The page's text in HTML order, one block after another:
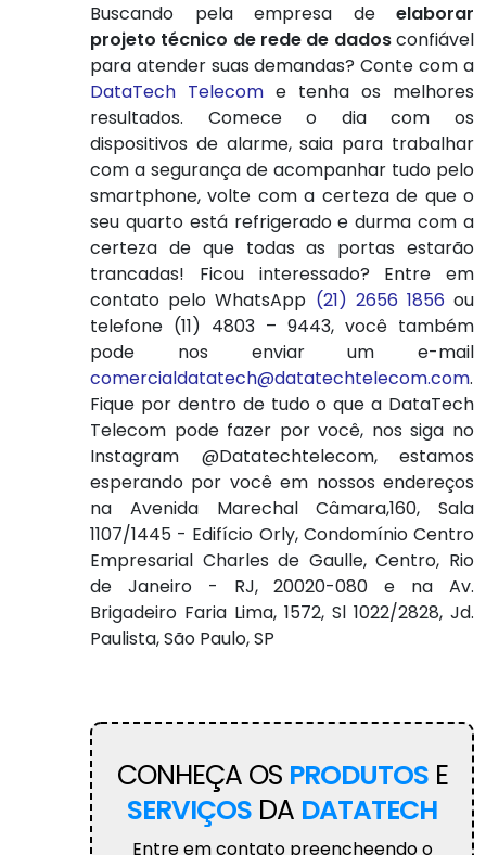
Buscando pela empresa de elaborar
projeto técnico de rede de dadosconfiável
para atender suas demandas? Conte com a
DataTech Telecom e tenha os melhores
resultados. Comece o dia com os
dispositivos de alarme, saia para trabalhar
com a segurança de acompanhar tudo pelo
smartphone, volte com a certeza de que o
seu quarto está refrigerado e durma com a
certeza de que todas as portas estarão
trancadas! Ficou interessado? Entre em
contato pelo WhatsApp (21) 2656 1856 ou
telefone (11) 4803 – 9443, você também
pode nos enviar um e-mail
comercialdatatech@datatechtelecom.com.
Fique por dentro de tudo o que a DataTech
Telecom pode fazer por você, nos siga no
Instagram @Datatechtelecom, estamos
esperando por você em nossos endereços
na Avenida Marechal Câmara,160, Sala
1107/1445 - Edifício Orly, Condomínio Centro
Empresarial Charles de Gaulle, Centro, Rio
de Janeiro - RJ, 20020-080 e na Av.
Brigadeiro Faria Lima, 1572, Sl 1022/2828, Jd.
Paulista, São Paulo, SP
CONHEÇA OS PRODUTOSE
SERVIÇOS DA DATATECH
Entre em contato preencheendo o